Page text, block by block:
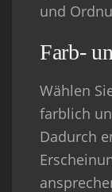
und
Farb-
Wählen
farblich
Dadurch